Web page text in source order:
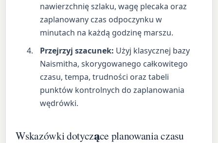
nawierzchnię szlaku, wagę plecaka oraz
zaplanowany czas odpoczynku w
minutach na każdą godzinę marszu.
Przejrzyj szacunek: Użyj klasycznej bazy
Naismitha, skorygowanego całkowitego
czasu, tempa, trudności oraz tabeli
punktów kontrolnych do zaplanowania
wędrówki.
Wskazówki dotyczące planowania czasu